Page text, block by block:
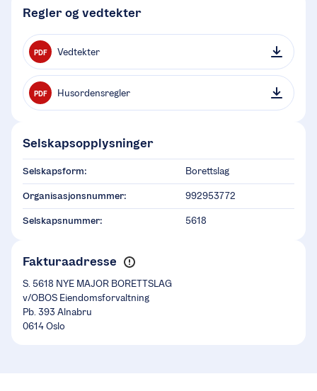
Regler og vedtekter
PDF Vedtekter
PDF Husordensregler
Selskapsopplysninger
Selskapsform: Borettslag
Organisasjonsnummer: 992953772
Selskapsnummer: 5618
Fakturaadresse
S. 5618 NYE MAJOR BORETTSLAG
v/OBOS Eiendomsforvaltning
Pb. 393 Alnabru
0614 Oslo